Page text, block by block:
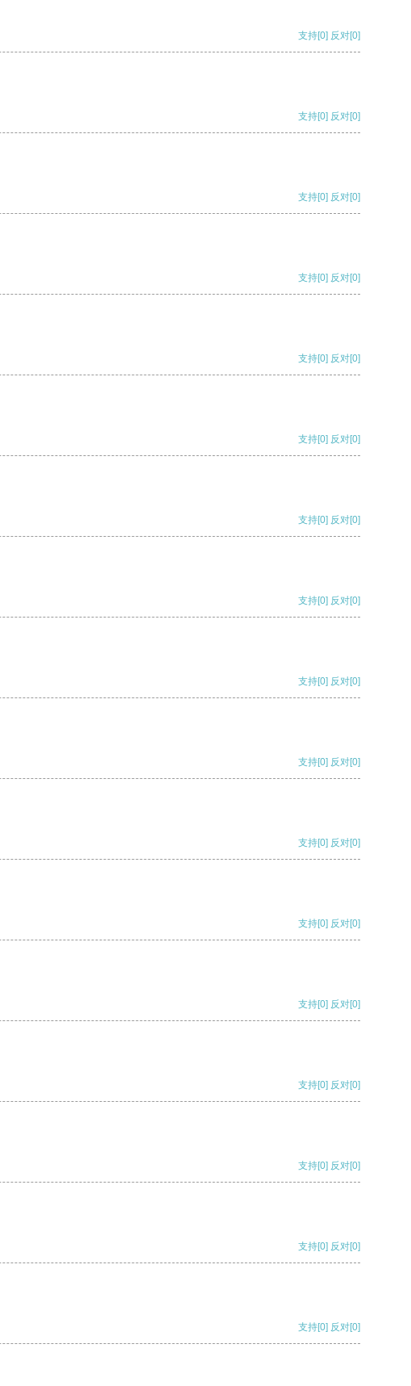
支持[0] 反对[0]
支持[0] 反对[0]
支持[0] 反对[0]
支持[0] 反对[0]
支持[0] 反对[0]
支持[0] 反对[0]
支持[0] 反对[0]
支持[0] 反对[0]
支持[0] 反对[0]
支持[0] 反对[0]
支持[0] 反对[0]
支持[0] 反对[0]
支持[0] 反对[0]
支持[0] 反对[0]
支持[0] 反对[0]
支持[0] 反对[0]
支持[0] 反对[0]